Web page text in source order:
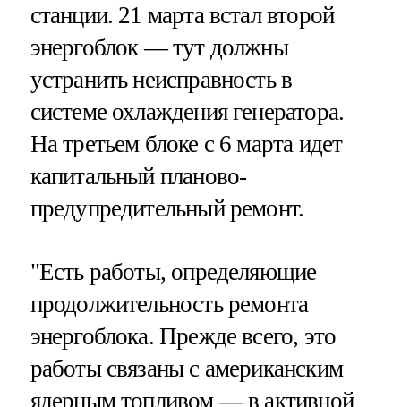
станции. 21 марта встал второй
энергоблок — тут должны
устранить неисправность в
системе охлаждения генератора.
На третьем блоке с 6 марта идет
капитальный планово-
предупредительный ремонт.
"Есть работы, определяющие
продолжительность ремонта
энергоблока. Прежде всего, это
работы связаны с американским
ядерным топливом — в активной